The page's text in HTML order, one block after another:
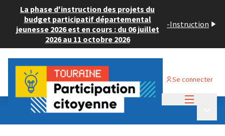
La phase d'instruction des projets du
budget participatif départemental
jeunesse 2026 est en cours : du 06 juillet
2026 au 11 octobre 2026
-Instruction
Se connecter
Budget Participatif JEUNESSE 2024
💡 Consulter les projets déposés